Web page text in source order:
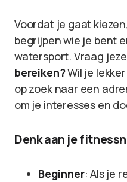
Voordat je gaat
begrijpen wie je bent
watersport. Vraag
bereiken?Wil je
op zoek naar een
om je interesses en
Denk aan je
Beginner: Als je